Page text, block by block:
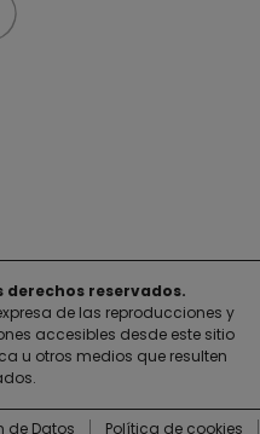
derechos reservados.
de las reproducciones y
accesibles desde este sitio
u otros medios que resulten
de Datos Política de cookies